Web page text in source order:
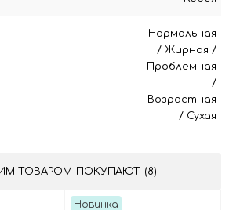
Нормальная
/ Жирная /
Проблемная
/
Возрастная
/ Сухая
ТОВАРОМ ПОКУПАЮТ (8)
Новинка